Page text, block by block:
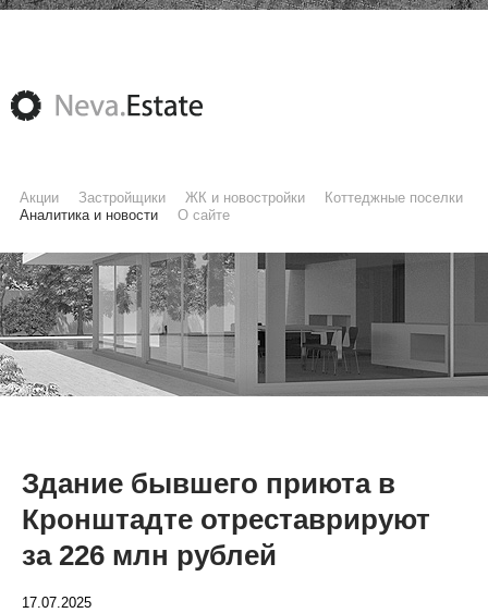
Акции Застройщики ЖК и новостройки
Коттеджные поселки
Аналитика и новости
О сайте
Здание бывшего приюта в
Кронштадте отреставрируют
за 226 млн рублей
17.07.2025